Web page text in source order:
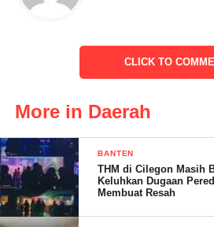
pasti jumlah korban kecelakaan dalam
CLICK TO
More in Daerah
BANTEN
THM di Cilegon Masih
Keluhkan Dugaan
Membuat Resah